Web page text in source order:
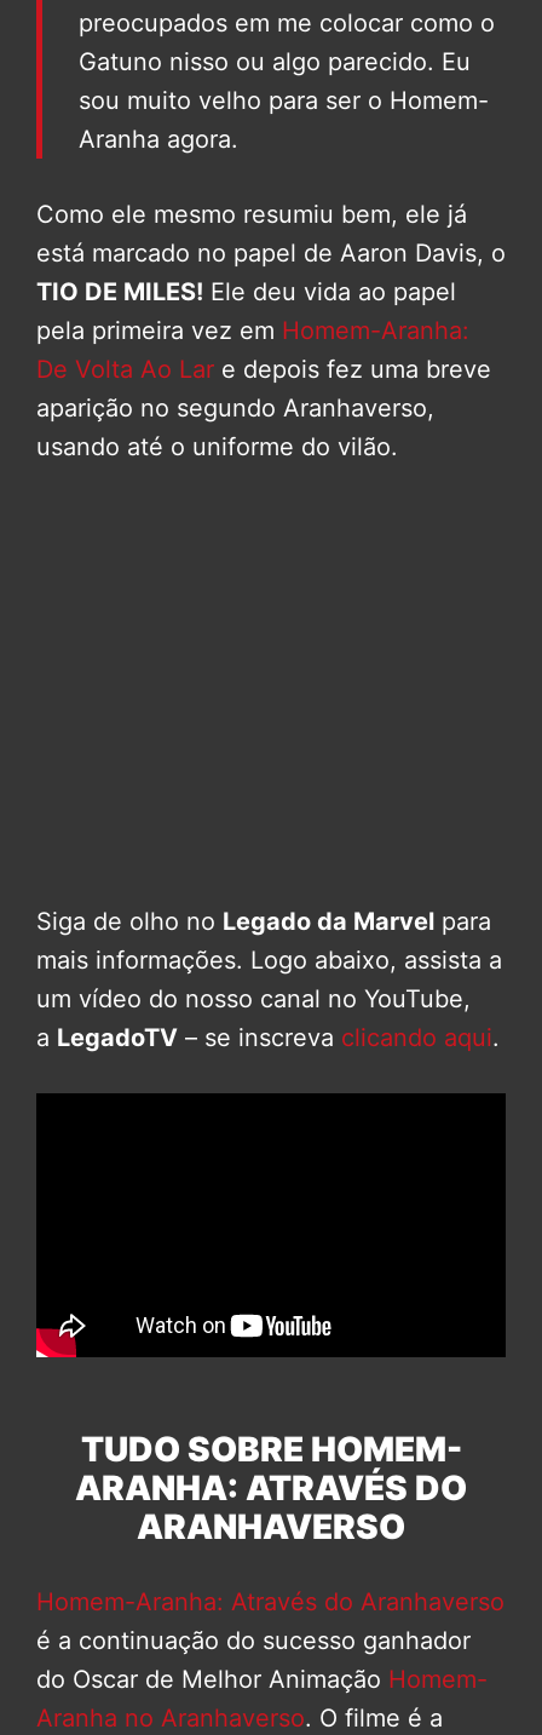
preocupados em me colocar como o
Gatuno nisso ou algo parecido. Eu
sou muito velho para ser o Homem-
Aranha agora.
Como ele mesmo resumiu bem, ele já
está marcado no papel de Aaron Davis, o
TIO DE MILES! Ele deu vida ao papel
pela primeira vez em Homem-Aranha:
De Volta Ao Lar e depois fez uma breve
aparição no segundo Aranhaverso,
usando até o uniforme do vilão.
Siga de olho no Legado da Marvel para
mais informações. Logo abaixo, assista a
um vídeo do nosso canal no YouTube,
a LegadoTV – se inscreva clicando aqui.
TUDO SOBRE HOMEM-
ARANHA: ATRAVÉS DO
ARANHAVERSO
Homem-Aranha: Através do Aranhaverso
é a continuação do sucesso ganhador
do Oscar de Melhor Animação Homem-
Aranha no Aranhaverso. O filme é a